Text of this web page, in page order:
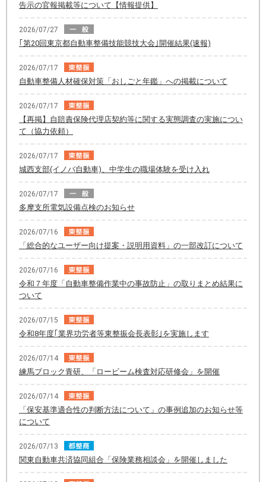
告示の官報掲載等について【情報提供】
2026/07/27
｢第20回東京都自動車整備技能競技大会｣開催結果(速報)
2026/07/17
自動車整備人材確保対策「おしごと年鑑」への掲載について
2026/07/17
【再掲】自賠責保険代理店契約等に関する実態調査の実施につい
て（協力依頼）
2026/07/17
城西支部(イノバ自動車)、中学生の職場体験を受け入れ
2026/07/17
多摩支所電気設備点検のお知らせ
2026/07/16
「総合的なユーザー向け提案・説明用資料」の一部改訂について
2026/07/16
令和７年度「自動車整備作業中の事故防止」の取りまとめ結果に
ついて
2026/07/15
令和8年度｢業界功労者等東整振会長表彰｣を実施します
2026/07/14
練馬ブロック青研、「ロービーム検査対応研修会」を開催
2026/07/14
「保安基準適合性の判断方法について」の事例追加のお知らせ等
について
2026/07/13
関東自動車共済協同組合「保険業務相談会」を開催しました